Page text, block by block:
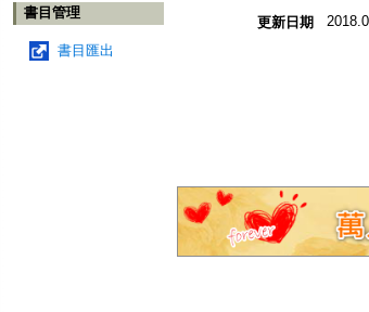
書目管理
書目匯出
更新日期